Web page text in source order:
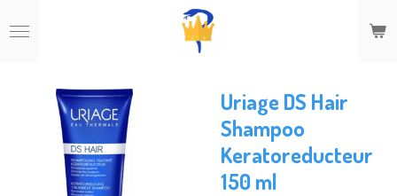
direct
hoofdinhoud
Uriage DS Hair
Shampoo
Keratoreducteur
150 ml